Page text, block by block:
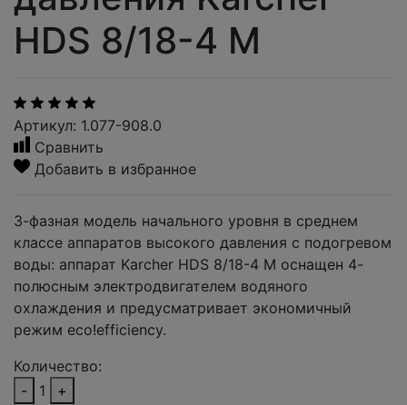
HDS 8/18-4 M
Артикул: 1.077-908.0
Сравнить
Добавить в избранное
3-фазная модель начального уровня в среднем
классе аппаратов высокого давления с подогревом
воды: аппарат Karcher HDS 8/18-4 M оснащен 4-
полюсным электродвигателем водяного
охлаждения и предусматривает экономичный
режим eco!efficiency.
Количество:
-
1
+